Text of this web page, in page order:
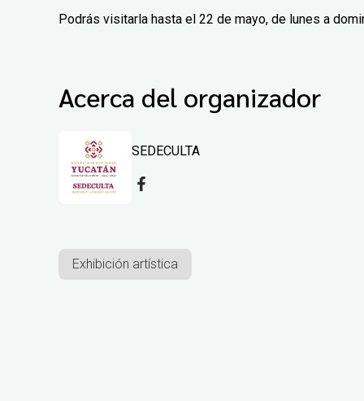
Podrás visitarla hasta el 22 de mayo, de lunes a
Acerca del organizador
SEDECULTA
Exhibición artística